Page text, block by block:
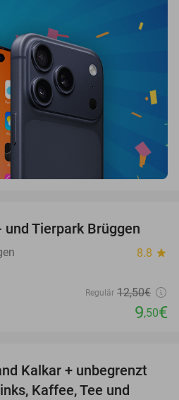
24%
Tierpark Brüggen
8.8 star
Regulär 12,50€
9,50€
32%
Kalkar + unbegrenzt
Kaffee, Tee und